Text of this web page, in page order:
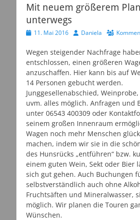
Mit neuem größerem
unterwegs
Veröffentlicht
11. Mai 2016 AutorDaniela
Wegen steigender Nachfrage
entschlossen, einen größeren
anzuschaffen. Hier kann bis auf
14 Personen gebucht werden.
Junggesellenabschied,
uvm. alles möglich. Anfragen und
unter 06543 400309 oder
seinem großen Innenraum
Wagen noch mehr Menschen
machen, indem wir sie in die
des Hunsrücks „entführen“ bzw.
einem guten Wein, Sekt oder Bier
sich gut gehen. Auch Buchungen
selbstverständlich auch ohne
Fruchtsäften und Mineralwasser,
möglich. Wir planen die Touren
Wünschen.